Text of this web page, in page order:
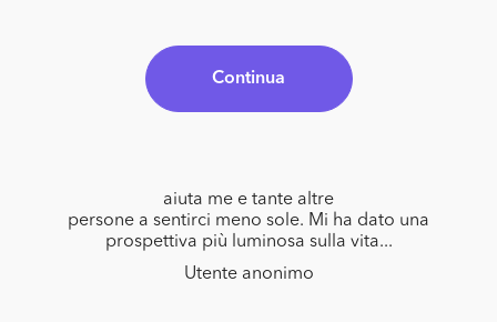
Continua
aiuta me e tante altre
persone a sentirci meno sole. Mi ha dato una
prospettiva più luminosa sulla vita...
Utente anonimo